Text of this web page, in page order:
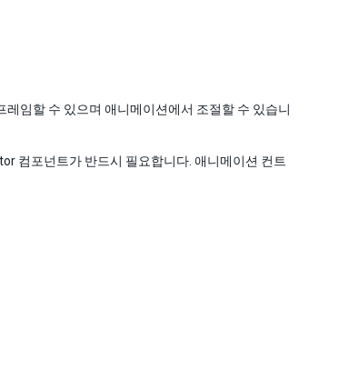
임할 수 있으며 애니메이션에서 조절할 수 있습니
컴포넌트가 반드시 필요합니다. 애니메이션 컨트